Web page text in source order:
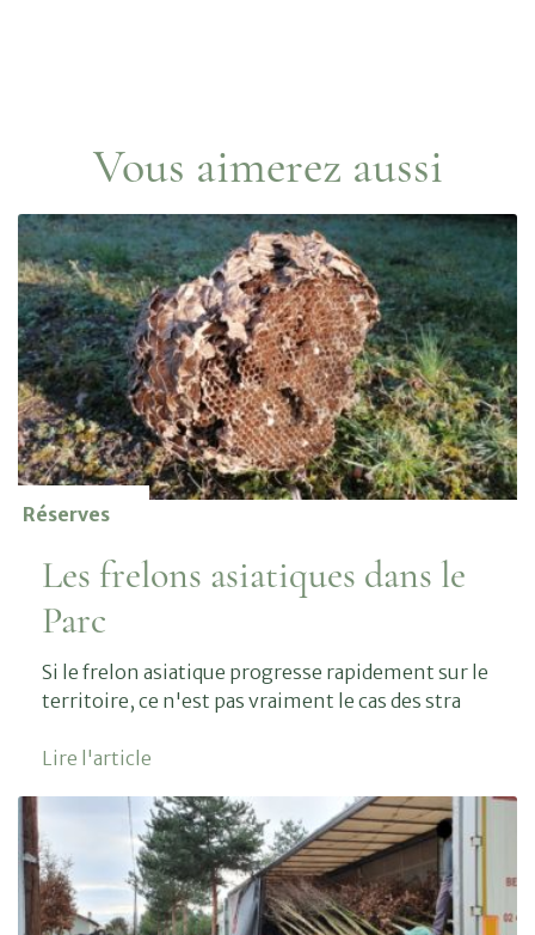
Vous aimerez aussi
Réserves
Les frelons asiatiques dans le
Parc
Si le frelon asiatique progresse rapidement sur le
territoire, ce n'est pas vraiment le cas des stra
Lire l'article